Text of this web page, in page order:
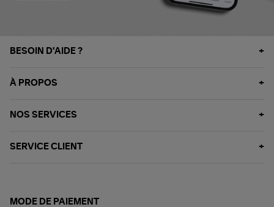
BESOIN D'AIDE ?
À PROPOS
NOS SERVICES
SERVICE CLIENT
MODE DE PAIEMENT